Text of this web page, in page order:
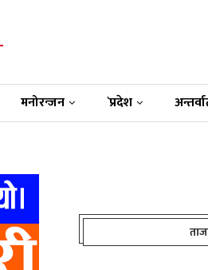
मनोरन्जन `प्रदेश